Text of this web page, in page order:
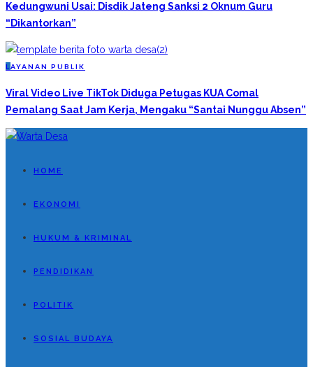
Kedungwuni Usai: Disdik Jateng Sanksi 2 Oknum Guru
“Dikantorkan”
L AYANAN PUBLIK
Viral Video Live TikTok Diduga Petugas KUA Comal
Pemalang Saat Jam Kerja, Mengaku “Santai Nunggu Absen”
HOME
EKONOMI
HUKUM & KRIMINAL
PENDIDIKAN
POLITIK
SOSIAL BUDAYA